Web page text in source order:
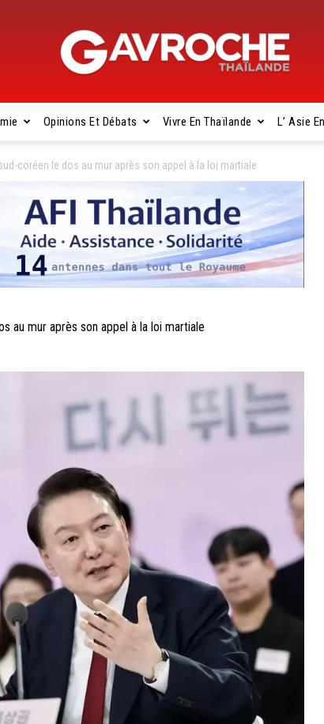
Gavroche
Thaïlande
Opinions Et Débats Vivre En Thaïlande L’ Asie
sud-coréen le dos au mur après son appel à la loi martiale
au mur après son appel à la loi martiale